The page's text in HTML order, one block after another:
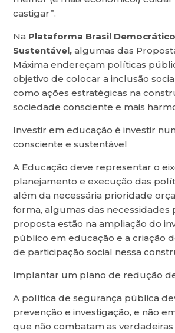
castigar”.
Na Plataforma Brasil
Sustentável, algumas das
Máxima endereçam políticas
objetivo de colocar a inclusão
como ações estratégicas na
sociedade consciente e mais
Investir em educação é investir
consciente e sustentável
A Educação deve representar o
planejamento e execução das
além da necessária prioridade
forma, algumas das necessidades
proposta estão na ampliação do
público em educação e a criação
de participação social nessa
Implantar um plano de redução
A política de segurança pública
prevenção e investigação, e não
que não combatam as verdadeiras